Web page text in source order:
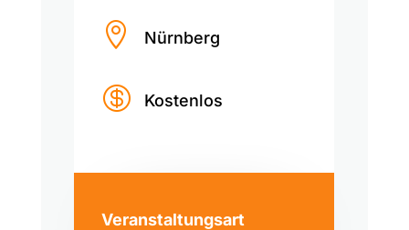
 Nürnberg
 Kostenlos
Veranstaltungsart